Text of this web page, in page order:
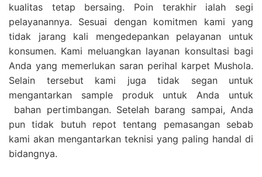
kualitas tetap bersaing. Poin terakhir ialah segi
pelayanannya. Sesuai dengan komitmen kami yang
tidak jarang kali mengedepankan pelayanan untuk
konsumen. Kami meluangkan layanan konsultasi bagi
Anda yang memerlukan saran perihal karpet Mushola.
Selain tersebut kami juga tidak segan untuk
mengantarkan sample produk untuk Anda untuk
bahan pertimbangan. Setelah barang sampai, Anda
pun tidak butuh repot tentang pemasangan sebab
kami akan mengantarkan teknisi yang paling handal di
bidangnya.